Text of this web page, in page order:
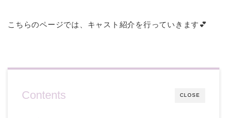
こちらのページでは、キャスト紹介を行っていきます💕
CLOSE
Contents